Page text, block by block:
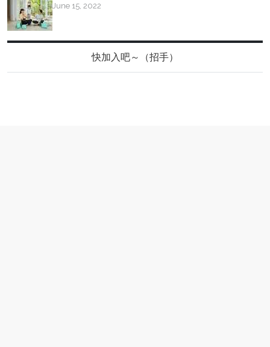
June 15, 2022
快加入吧～（招手）